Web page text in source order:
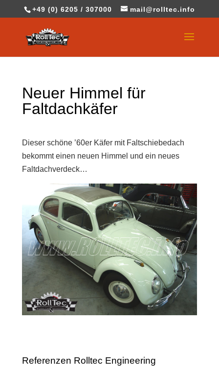
+49 (0) 6205 / 307000 mail@rolltec.info
Neuer Himmel für
Faltdachkäfer
Dieser schöne ’60er Käfer mit Faltschiebedach
bekommt einen neuen Himmel und ein neues
Faltdachverdeck…
Referenzen Rolltec Engineering